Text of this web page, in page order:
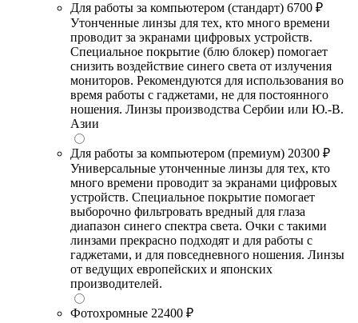
Для работы за компьютером (стандарт) 6700 ₽
Утонченные линзы для тех, кто много времени
проводит за экранами цифровых устройств.
Специальное покрытие (блю блокер) помогает
снизить воздействие синего света от излучения
мониторов. Рекомендуются для использования во
время работы с гаджетами, не для постоянного
ношения. Линзы производства Сербии или Ю.-В.
Азии
Для работы за компьютером (премиум) 20300 ₽
Универсальные утонченные линзы для тех, кто
много времени проводит за экранами цифровых
устройств. Специальное покрытие помогает
выборочно фильтровать вредный для глаза
диапазон синего спектра света. Очки с такими
линзами прекрасно подходят и для работы с
гаджетами, и для повседневного ношения. Линзы
от ведущих европейских и японских
производителей.
Фотохромные 22400 ₽